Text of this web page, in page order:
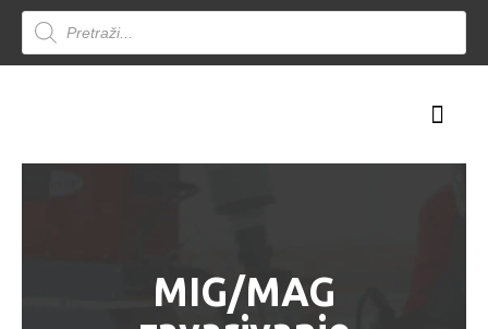
Products
search
MIG/MAG